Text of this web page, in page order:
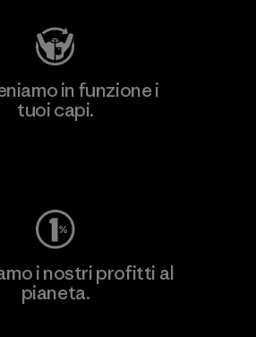
in funzione i
tuoi capi.
i nostri profitti al
pianeta.